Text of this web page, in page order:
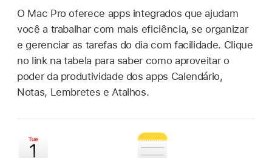
O Mac Pro oferece apps integrados que ajudam
você a trabalhar com mais eficiência, se organizar
e gerenciar as tarefas do dia com facilidade. Clique
no link na tabela para saber como aproveitar o
poder da produtividade dos apps Calendário,
Notas, Lembretes e Atalhos.